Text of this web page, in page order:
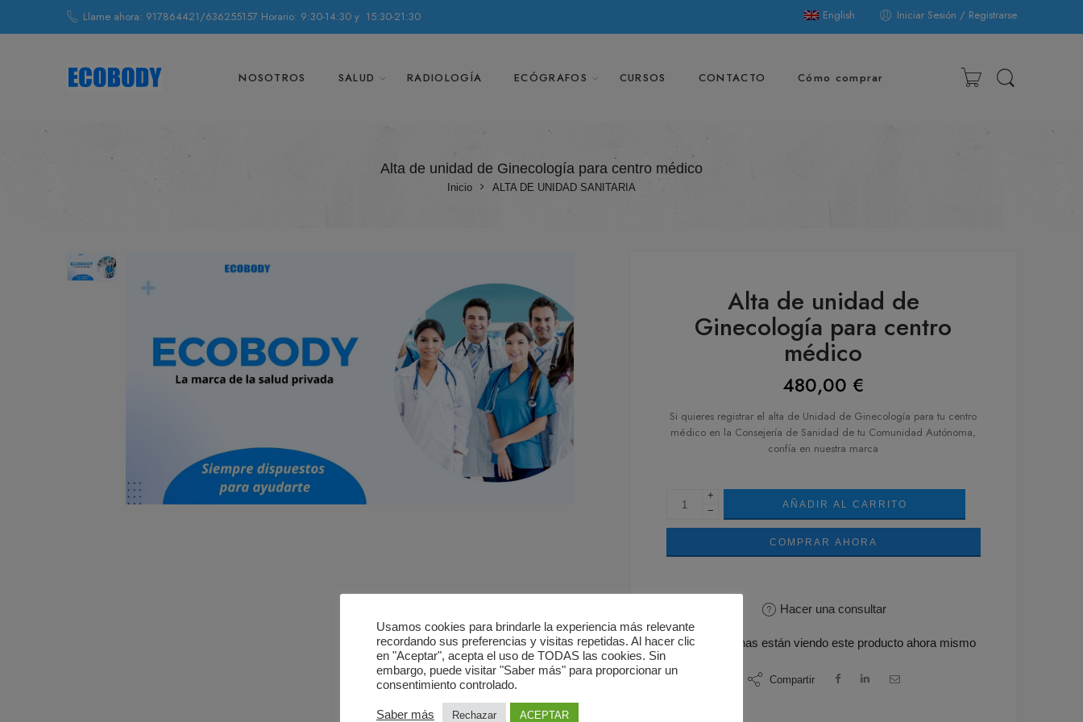
Llame ahora: 917864421/636255157 Horario: 9:30-14:30 y 15:30-21:30 English Iniciar Sesión / Registrarse
NOSOTROS SALUD RADIOLOGÍA ECÓGRAFOS CURSOS CONTACTO Cómo comprar
Alta de unidad de Ginecología para centro médico
Inicio ALTA DE UNIDAD SANITARIA
Alta de unidad de
Ginecología para centro
médico
480,00€
Si quieres registrar el alta de Unidad de Ginecología para tu centro
médico en la Consejería de Sanidad de tu Comunidad Autónoma,
confía en nuestra marca
+
−
AÑADIR AL CARRITO
COMPRAR AHORA
Hacer una consultar
46 personas están viendo este producto ahora mismo
Compartir
Usamos cookies para brindarle la experiencia más relevante
recordando sus preferencias y visitas repetidas. Al hacer clic
en "Aceptar", acepta el uso de TODAS las cookies. Sin
embargo, puede visitar "Saber más" para proporcionar un
consentimiento controlado.
Saber más Rechazar ACEPTAR